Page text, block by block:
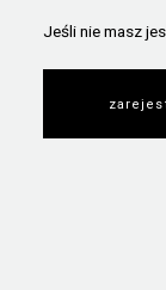
Jeśli nie masz